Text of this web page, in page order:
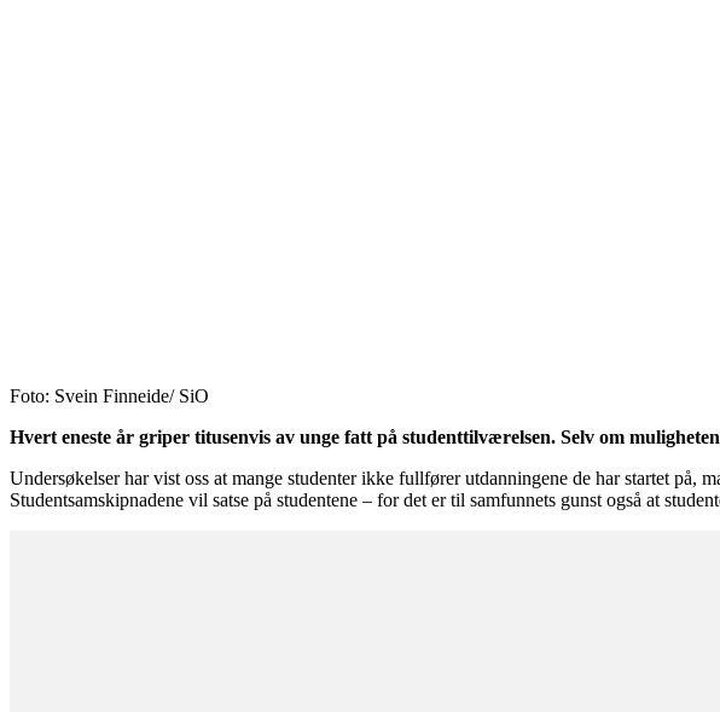
Foto: Svein Finneide/ SiO
Hvert eneste år griper titusenvis av unge fatt på studenttilværelsen. Selv om
Undersøkelser har vist oss at mange studenter ikke fullfører utdanningene de har startet på,
Studentsamskipnadene vil satse på studentene – for det er til samfunnets gunst også at